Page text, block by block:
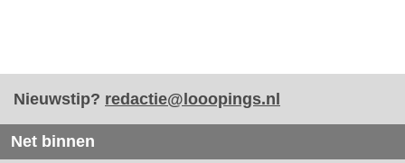
Nieuwstip? redactie@looopings.nl
Net binnen